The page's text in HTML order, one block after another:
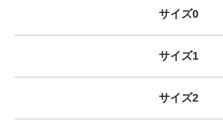
サイズ0
サイズ1
サイズ2